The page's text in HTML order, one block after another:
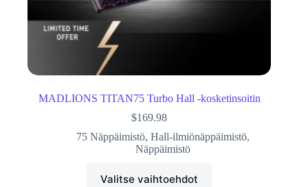
MADLIONS TITAN75 Turbo Hall -kosketinsoitin
$169.98
75 Näppäimistö,Hall-ilmiönäppäimistö,
Näppäimistö
Valitse vaihtoehdot